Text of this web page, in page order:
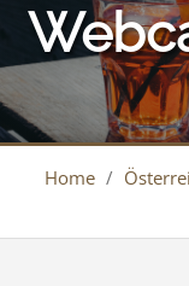
Home /